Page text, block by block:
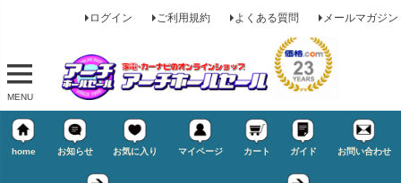
ログイン ご利用規約 よくある質問 メールマガジン
MENU
home お知らせ お気に入り マイページ カート ガイド お問い合わせ